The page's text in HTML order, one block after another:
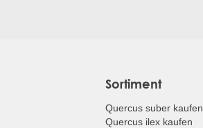
Sortiment
Quercus suber kaufen
Quercus ilex kaufen